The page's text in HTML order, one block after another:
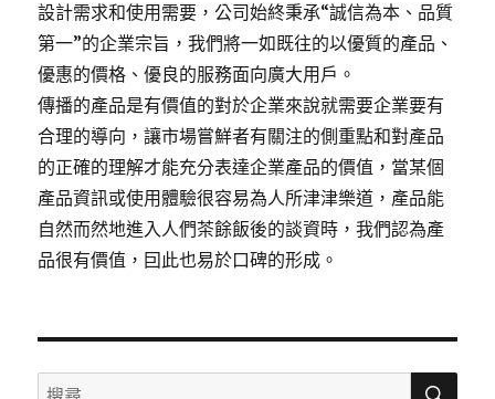
設計需求和使用需要，公司始終秉承“誠信為本、品質
第一”的企業宗旨，我們將一如既往的以優質的產品、
優惠的價格、優良的服務面向廣大用戶。
傳播的產品是有價值的對於企業來說就需要企業要有
合理的導向，讓市場嘗鮮者有關注的側重點和對產品
的正確的理解才能充分表達企業產品的價值，當某個
產品資訊或使用體驗很容易為人所津津樂道，產品能
自然而然地進入人們茶餘飯後的談資時，我們認為產
品很有價值，囙此也易於口碑的形成。
搜
搜